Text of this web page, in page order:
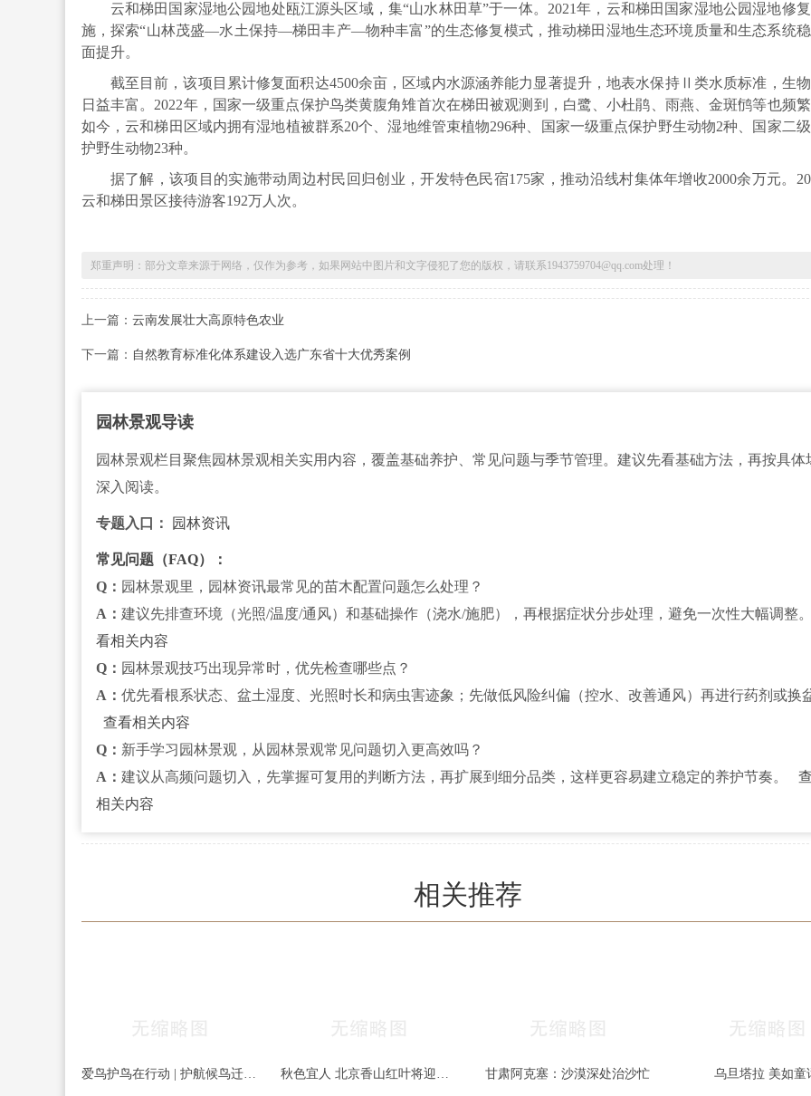
云和梯田国家湿地公园地处瓯江源头区域，集“山水林田草”于一体。2021年，云和梯田国家湿地公园湿地修
施，探索“山林茂盛—水土保持—梯田丰产—物种丰富”的生态修复模式，推动梯田湿地生态环境质量和生态系统
面提升。
截至目前，该项目累计修复面积达4500余亩，区域内水源涵养能力显著提升，地表水保持Ⅱ类水质标准，生
日益丰富。2022年，国家一级重点保护鸟类黄腹角雉首次在梯田被观测到，白鹭、小杜鹃、雨燕、金斑鸻等也频繁
如今，云和梯田区域内拥有湿地植被群系20个、湿地维管束植物296种、国家一级重点保护野生动物2种、国家二
护野生动物23种。
据了解，该项目的实施带动周边村民回归创业，开发特色民宿175家，推动沿线村集体年增收2000余万元。
云和梯田景区接待游客192万人次。
郑重声明：部分文章来源于网络，仅作为参考，如果网站中图片和文字侵犯了您的版权，请联系1943759704@qq.com处理！
上一篇： 云南发展壮大高原特色农业
下一篇： 自然教育标准化体系建设入选广东省十大优秀案例
园林景观导读
园林景观栏目聚焦园林景观相关实用内容，覆盖基础养护、常见问题与季节管理。建议先看基础方法，再按具体
深入阅读。
专题入口： 园林资讯
常见问题（FAQ）：
Q： 园林景观里，园林资讯最常见的苗木配置问题怎么处理？
A： 建议先排查环境（光照/温度/通风）和基础操作（浇水/施肥），再根据症状分步处理，避免一次性大幅调整。
看相关内容
Q： 园林景观技巧出现异常时，优先检查哪些点？
A： 优先看根系状态、盆土湿度、光照时长和病虫害迹象；先做低风险纠偏（控水、改善通风）再进行药剂或换
查看相关内容
Q： 新手学习园林景观，从园林景观常见问题切入更高效吗？
A： 建议从高频问题切入，先掌握可复用的判断方法，再扩展到细分品类，这样更容易建立稳定的养护节奏。
相关内容
相关推荐
爱鸟护鸟在行动 | 护航候鸟迁徙，守护鸟类家园！哈尔滨青少年在行动…… 甘肃阿克塞：沙漠深处治沙忙 乌旦塔拉 美如童